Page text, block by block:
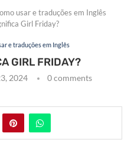
usar e traduções em Inglês
Girl Friday?
e traduções em Inglês
GIRL FRIDAY?
2024 0 comments